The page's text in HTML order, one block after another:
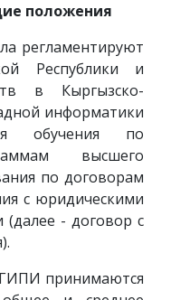
положения
Республики и
в Кыргызско-
информатики
обучения по
высшего
по договорам
с юридическими
- договор с
принимаются